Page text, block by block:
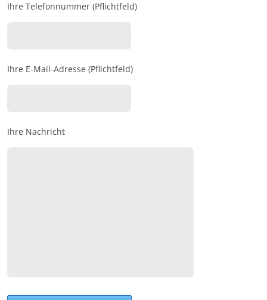
Ihre Telefonnummer (Pflichtfeld)
Ihre E-Mail-Adresse (Pflichtfeld)
Ihre Nachricht